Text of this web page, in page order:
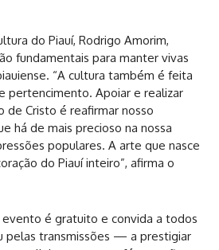
do Piauí, Rodrigo Amorim,
fundamentais para manter vivas
“A cultura também é feita
pertencimento. Apoiar e realizar
de Cristo é reafirmar nosso
há de mais precioso na nossa
populares. A arte que nasce
do Piauí inteiro”, afirma o
é gratuito e convida a todos
transmissões — a prestigiar